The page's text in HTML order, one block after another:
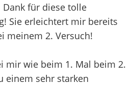
für diese tolle
Sie erleichtert mir bereits
meinem 2. Versuch!
mir wie beim 1. Mal beim 2.
einem sehr starken